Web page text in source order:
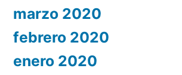
marzo 2020
febrero 2020
enero 2020